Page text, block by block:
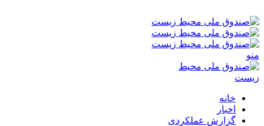
منو
خانه
اخبار
گزارش عملکردی